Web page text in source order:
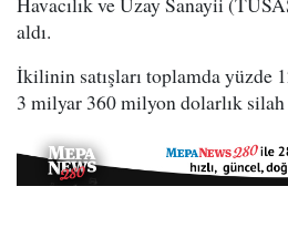
aldı.
İkilinin satışları toplamda yüzde
3 milyar 360 milyon dolarlık silah